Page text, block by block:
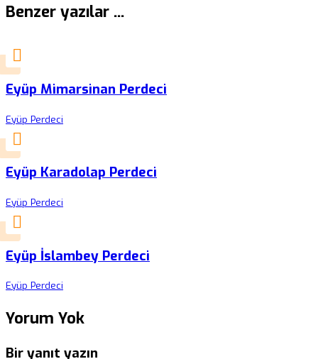
Benzer yazılar ...
Eyüp Mimarsinan Perdeci
Eyüp Perdeci
Eyüp Karadolap Perdeci
Eyüp Perdeci
Eyüp İslambey Perdeci
Eyüp Perdeci
Yorum Yok
Bir yanıt yazın